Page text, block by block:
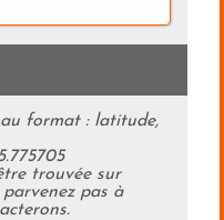
format : latitude,
trouvée sur
pas à